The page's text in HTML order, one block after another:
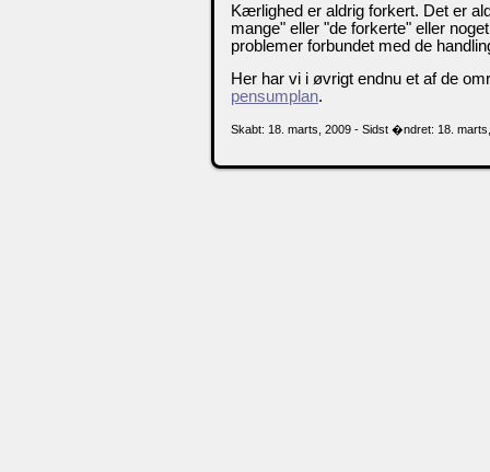
Kærlighed er aldrig forkert. Det er
mange" eller "de forkerte" eller
problemer forbundet med de
Her har vi i øvrigt endnu et af de
pensumplan.
Skabt: 18. marts, 2009 - Sidst �ndret: 18.